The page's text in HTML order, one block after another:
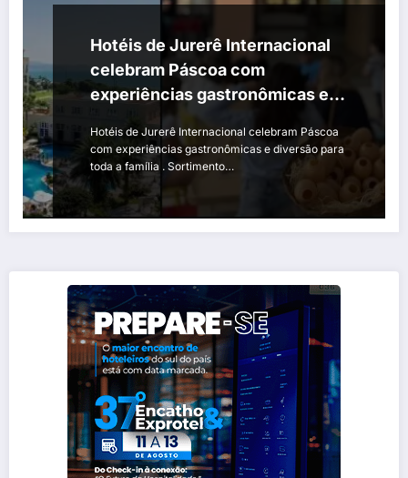
Hotéis de Jurerê Internacional
celebram Páscoa com
experiências gastronômicas e
diversão para toda a família
Hotéis de Jurerê Internacional celebram Páscoa
com experiências gastronômicas e diversão para
toda a família . Sortimento…